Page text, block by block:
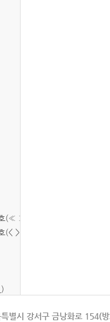
(≪ ≫)
(< >)
별시 강서구 금낭화로 154(